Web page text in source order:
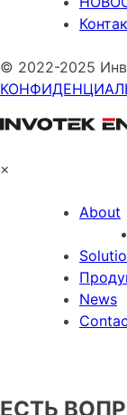
© 2022-2025
×
About
News
ЕСТЬ